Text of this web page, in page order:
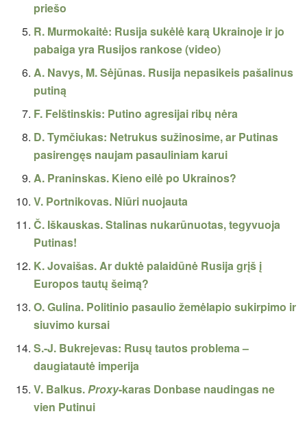
priešo
R. Murmokaitė: Rusija sukėlė karą Ukrainoje ir jo
pabaiga yra Rusijos rankose (video)
A. Navys, M. Sėjūnas. Rusija nepasikeis pašalinus
putiną
F. Felštinskis: Putino agresijai ribų nėra
D. Tymčiukas: Netrukus sužinosime, ar Putinas
pasirengęs naujam pasauliniam karui
A. Praninskas. Kieno eilė po Ukrainos?
V. Portnikovas. Niūri nuojauta
Č. Iškauskas. Stalinas nukarūnuotas, tegyvuoja
Putinas!
K. Jovaišas. Ar duktė palaidūnė Rusija grįš į
Europos tautų šeimą?
O. Gulina. Politinio pasaulio žemėlapio sukirpimo ir
siuvimo kursai
S.-J. Bukrejevas: Rusų tautos problema –
daugiatautė imperija
V. Balkus.Proxy-karas Donbase naudingas ne
vien Putinui